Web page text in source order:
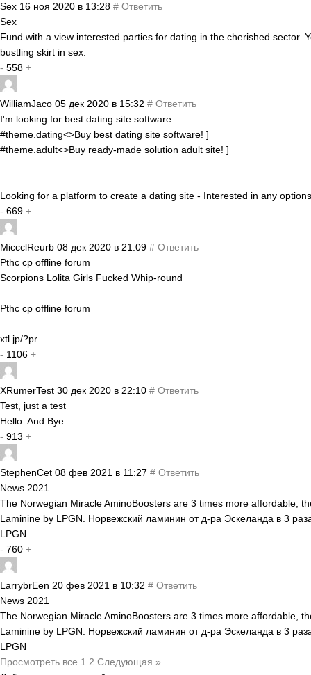
Sex 16 ноя 2020 в 13:28 # Ответить
Sex
Fund with a view interested parties for dating in the cherished sector.
bustling skirt in sex.
- 558 +
WilliamJaco 05 дек 2020 в 15:32 # Ответить
I'm looking for best dating site software
#theme.dating<>Buy best dating site software! ]
#theme.adult<>Buy ready-made solution adult site! ]
Looking for a platform to create a dating site - Interested in any
- 669 +
MiccclReurb 08 дек 2020 в 21:09 # Ответить
Pthc cp offline forum
Scorpions Lolita Girls Fucked Whip-round
Pthc cp offline forum
xtl.jp/?pr
- 1106 +
XRumerTest 30 дек 2020 в 22:10 # Ответить
Test, just a test
Hello. And Bye.
- 913 +
StephenCet 08 фев 2021 в 11:27 # Ответить
News 2021
The Norwegian Miracle AminoBoosters are 3 times more affordable,
Laminine by LPGN. Норвежский ламинин от д-ра Эскеланда в 3
LPGN
- 760 +
LarrybrEen 20 фев 2021 в 10:32 # Ответить
News 2021
The Norwegian Miracle AminoBoosters are 3 times more affordable,
Laminine by LPGN. Норвежский ламинин от д-ра Эскеланда в 3
LPGN
Просмотреть все 1 2 Следующая »